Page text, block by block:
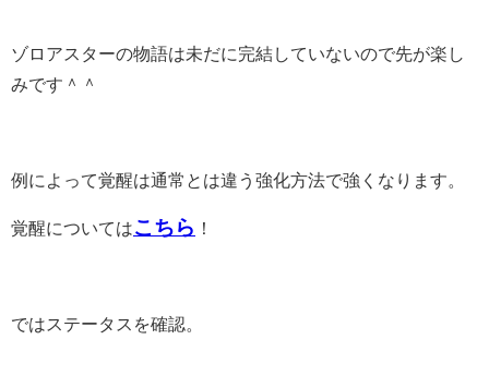
ゾロアスターの物語は未だに完結していないので先が楽し
みです＾＾
例によって覚醒は通常とは違う強化方法で強くなります。
覚醒についてはこちら ！
ではステータスを確認。